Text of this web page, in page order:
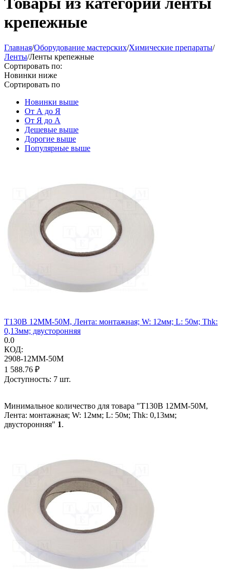
крепежные
Главная/Оборудование мастерских/Химические препараты/
Ленты/Ленты крепежные
Сортировать по:
Новинки ниже
Сортировать по
Новинки выше
От А до Я
От Я до А
Дешевые выше
Дорогие выше
Популярные выше
T130B 12MM-50M, Лента: монтажная; W: 12мм; L: 50м; Thk:
0,13мм; двусторонняя
0.0
КОД:
2908-12MM-50M
1 588.76 ₽
Доступность: 7 шт.
Минимальное количество для товара "T130B 12MM-50M,
Лента: монтажная; W: 12мм; L: 50м; Thk: 0,13мм;
двусторонняя" 1.